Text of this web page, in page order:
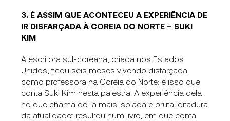
3. É ASSIM QUE ACONTECEU A EXPERIÊNCIA DE
IR DISFARÇADA À COREIA DO NORTE – SUKI
KIM
A escritora sul-coreana, criada nos Estados
Unidos, ficou seis meses vivendo disfarçada
como professora na Coreia do Norte: é isso que
conta Suki Kim nesta palestra. A experiência dela
no que chama de “a mais isolada e brutal ditadura
da atualidade” resultou num livro, em que conta